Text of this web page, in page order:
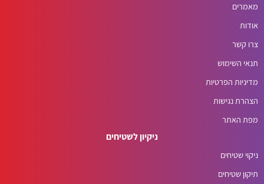
מאמרים
אודות
צרו קשר
תנאי השימוש
מדיניות הפרטיות
הצהרת נגישות
מפת האתר
ניקיון לשטיחים
ניקוי שטיחים
תיקון שטיחים